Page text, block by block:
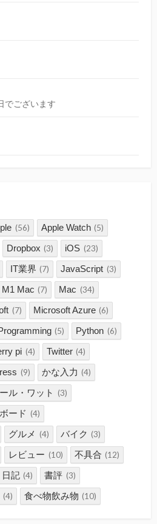
でございます
(56) Apple Watch (5)
Dropbox (3) iOS (23)
IT業界 (7) JavaScript (3)
M1 Mac (7) Mac (34)
(7) Microsoft Azure (6)
(5) Python (6)
pi (4) Twitter (4)
(9) かな入力 (4)
ル・ワット (3)
ード (4)
グルメ (4) バイク (3)
レビュー (10) 不具合 (12)
日記 (4) 書評 (3)
(4) 食べ物飲み物 (10)